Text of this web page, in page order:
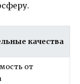
качества
от